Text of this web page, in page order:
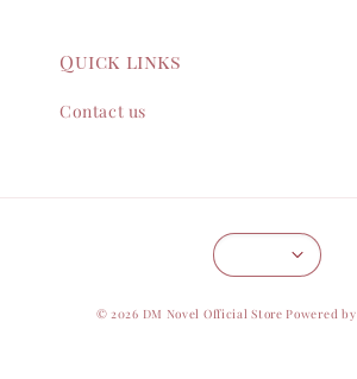
Quick links
Contact us
© 2026 DM Novel Official Store Powered by